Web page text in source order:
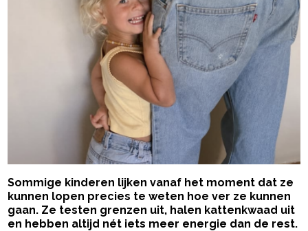
Sommige kinderen lijken vanaf het moment dat ze
kunnen lopen precies te weten hoe ver ze kunnen
gaan. Ze testen grenzen uit, halen kattenkwaad uit
en hebben altijd nét iets meer energie dan de rest.